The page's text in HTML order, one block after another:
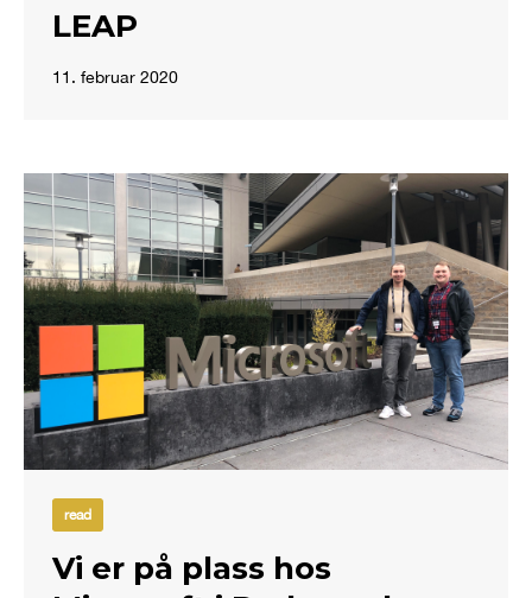
LEAP
11. februar 2020
read
Vi er på plass hos